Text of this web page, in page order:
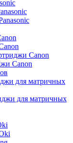
Canon
Canon
для матричных
для матричных